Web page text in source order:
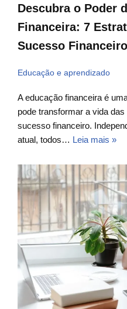
Descubra o Poder
Financeira: 7
Sucesso Financeiro
Educação e aprendizado
A educação financeira é
pode transformar a vida
sucesso financeiro.
atual, todos… Leia mais »